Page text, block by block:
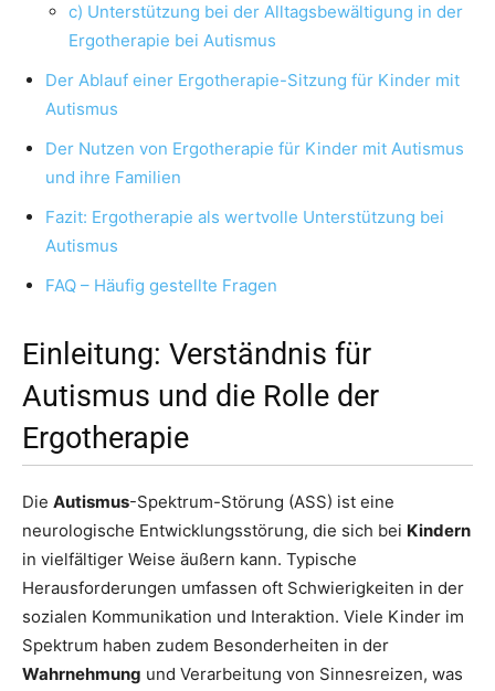
c) Unterstützung bei der Alltagsbewältigung in der
Ergotherapie bei Autismus
Der Ablauf einer Ergotherapie-Sitzung für Kinder mit
Autismus
Der Nutzen von Ergotherapie für Kinder mit Autismus
und ihre Familien
Fazit: Ergotherapie als wertvolle Unterstützung bei
Autismus
FAQ – Häufig gestellte Fragen
Einleitung: Verständnis für
Autismus und die Rolle der
Ergotherapie
Die Autismus-Spektrum-Störung (ASS) ist eine
neurologische Entwicklungsstörung, die sich bei Kindern
in vielfältiger Weise äußern kann. Typische
Herausforderungen umfassen oft Schwierigkeiten in der
sozialen Kommunikation und Interaktion. Viele Kinder im
Spektrum haben zudem Besonderheiten in der
Wahrnehmung und Verarbeitung von Sinnesreizen, was